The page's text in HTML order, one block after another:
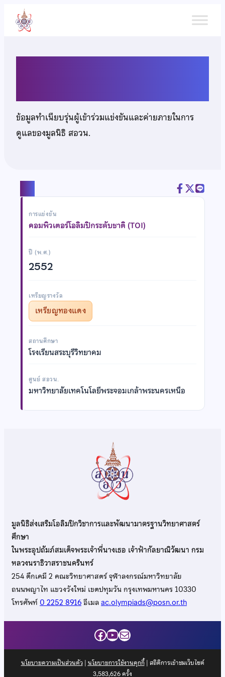
เนื้อหา
ข้อมูลทำเนียบรุ่นผู้เข้าร่วมแข่งขันและค่ายภายในการ
ดูแลของมูลนิธิ สอวน.
การแข่งขัน
คอมพิวเตอร์โอลิมปิกระดับชาติ (TOI)
ปี (พ.ศ.)
2552
เหรียญรางวัล
เหรียญทองแดง
สถานศึกษา
โรงเรียนสระบุรีวิทยาคม
ศูนย์ สอวน.
มหาวิทยาลัยเทคโนโลยีพระจอมเกล้าพระนครเหนือ
มูลนิธิส่งเสริมโอลิมปิกวิชาการและพัฒนามาตรฐานวิทยาศาสตร์
ศึกษา
ในพระอุปถัมภ์สมเด็จพระเจ้าพี่นางเธอ เจ้าฟ้ากัลยาณิวัฒนา กรม
หลวงนราธิวาสราชนครินทร์
254 ตึกเคมี 2 คณะวิทยาศาสตร์ จุฬาลงกรณ์มหาวิทยาลัย
ถนนพญาไท แขวงวังใหม่ เขตปทุมวัน กรุงเทพมหานคร 10330
โทรศัพท์0 2252 8916อีเมลac.olympiads@posn.or.th
Facebook
YouTube
Mail
นโยบายความเป็นส่วนตัว| นโยบายการใช้งานคุกกี้| สถิติการเข้าชมเว็บไซต์
3,583,626ครั้ง